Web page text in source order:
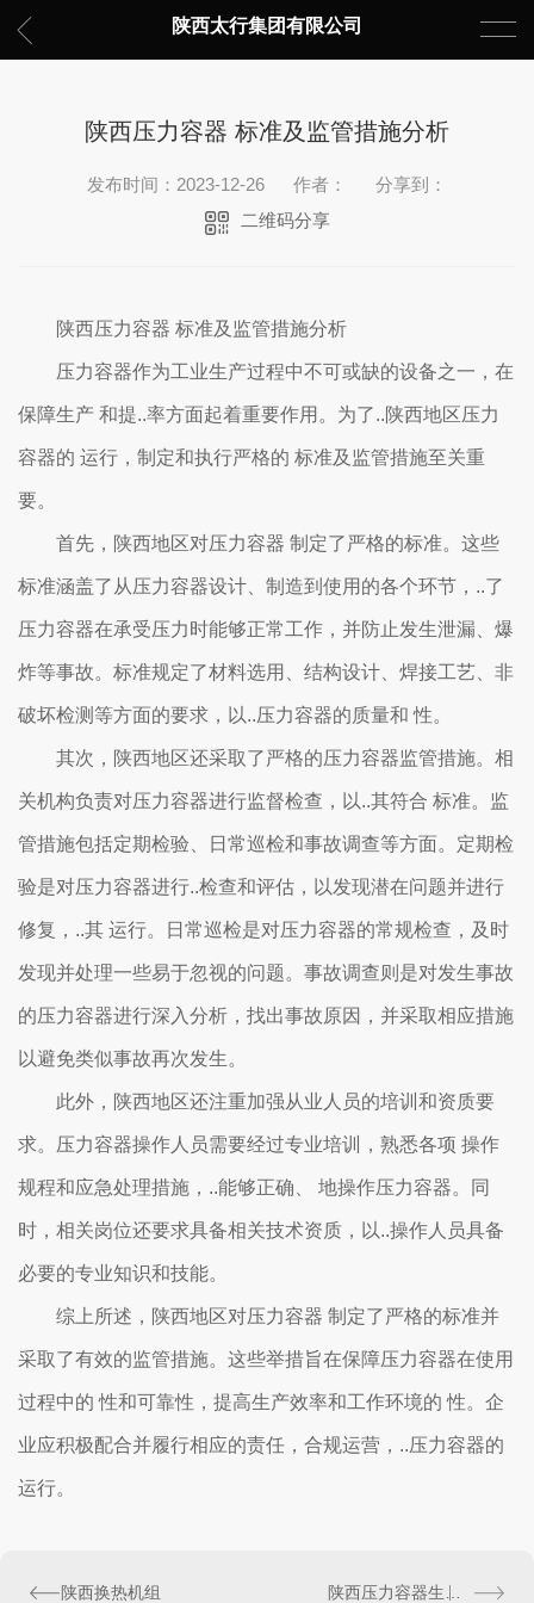
陕西太行集团有限公司
陕西压力容器 标准及监管措施分析
发布时间：2023-12-26 作者：
分享到：
二维码分享
陕西压力容器 标准及监管措施分析
压力容器作为工业生产过程中不可或缺的设备之一，在
保障生产 和提..率方面起着重要作用。为了..陕西地区压力
容器的 运行，制定和执行严格的 标准及监管措施至关重
要。
首先，陕西地区对压力容器 制定了严格的标准。这些
标准涵盖了从压力容器设计、制造到使用的各个环节，..了
压力容器在承受压力时能够正常工作，并防止发生泄漏、爆
炸等事故。标准规定了材料选用、结构设计、焊接工艺、非
破坏检测等方面的要求，以..压力容器的质量和 性。
其次，陕西地区还采取了严格的压力容器监管措施。相
关机构负责对压力容器进行监督检查，以..其符合 标准。监
管措施包括定期检验、日常巡检和事故调查等方面。定期检
验是对压力容器进行..检查和评估，以发现潜在问题并进行
修复，..其 运行。日常巡检是对压力容器的常规检查，及时
发现并处理一些易于忽视的问题。事故调查则是对发生事故
的压力容器进行深入分析，找出事故原因，并采取相应措施
以避免类似事故再次发生。
此外，陕西地区还注重加强从业人员的培训和资质要
求。压力容器操作人员需要经过专业培训，熟悉各项 操作
规程和应急处理措施，..能够正确、 地操作压力容器。同
时，相关岗位还要求具备相关技术资质，以..操作人员具备
必要的专业知识和技能。
综上所述，陕西地区对压力容器 制定了严格的标准并
采取了有效的监管措施。这些举措旨在保障压力容器在使用
过程中的 性和可靠性，提高生产效率和工作环境的 性。企
业应积极配合并履行相应的责任，合规运营，..压力容器的
运行。
陕西换热机组